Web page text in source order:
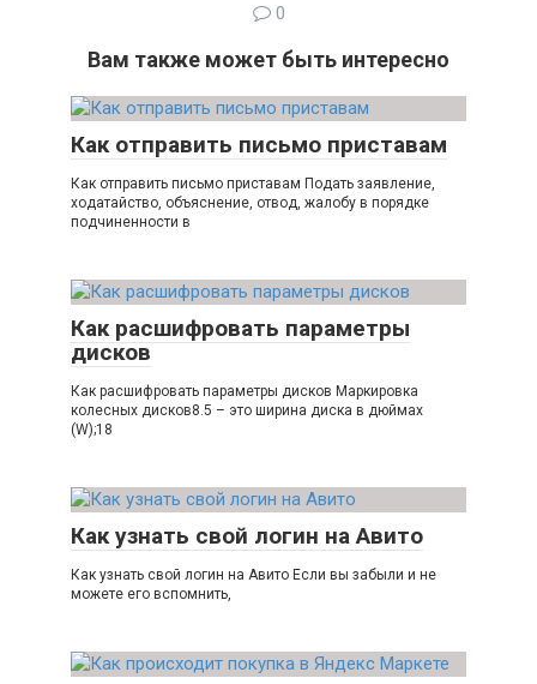
0
Вам также может быть интересно
Как отправить письмо приставам
Как отправить письмо приставам Подать заявление,
ходатайство, объяснение, отвод, жалобу в порядке
подчиненности в
Как расшифровать параметры
дисков
Как расшифровать параметры дисков Маркировка
колесных дисков8.5 – это ширина диска в дюймах
(W);18
Как узнать свой логин на Авито
Как узнать свой логин на Авито Если вы забыли и не
можете его вспомнить,